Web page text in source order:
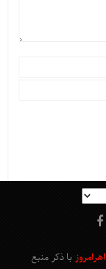
اهرامروز با ذکر منبع